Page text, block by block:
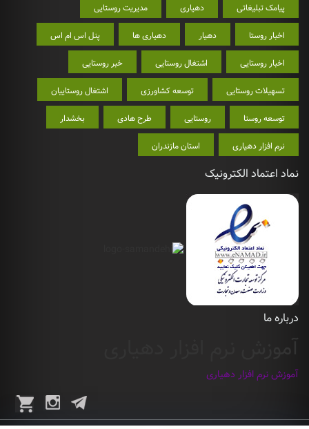
پیامک تبلیغاتی دهیاری مدیریت روستایی
اخبار روستا دهیار دهیاری ها پنل اس ام اس
اخبار روستایی اشتغال روستایی خبر روستایی
تسهیلات روستایی توسعه کشاورزی اشتغال روستاییان
توسعه روستا روستایی طرح هادی بخشدار
نرم افزار دهیاری استان مازندران
نماد اعتماد الکترونیک
درباره ما
آموزش نرم افزار دهیاری